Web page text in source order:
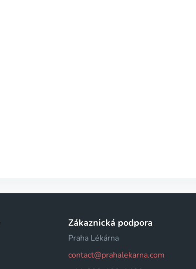
Zákaznická podpora
Praha Lékárna
contact@prahalekarna.com